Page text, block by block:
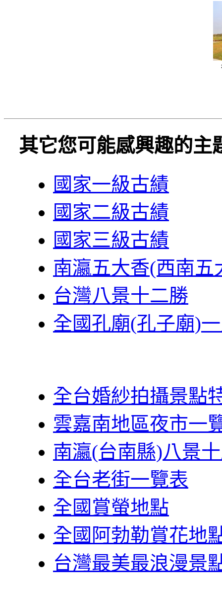
其它您可能感興趣的主
國家一級古績
國家二級古績
國家三級古績
南瀛五大香(西南五
台灣八景十二勝
全國孔廟(孔子廟)
全台婚紗拍攝景點
雲嘉南地區夜市一
南瀛(台南縣)八景
全台老街一覽表
全國賞螢地點
全國阿勃勒賞花地
台灣最美最浪漫景